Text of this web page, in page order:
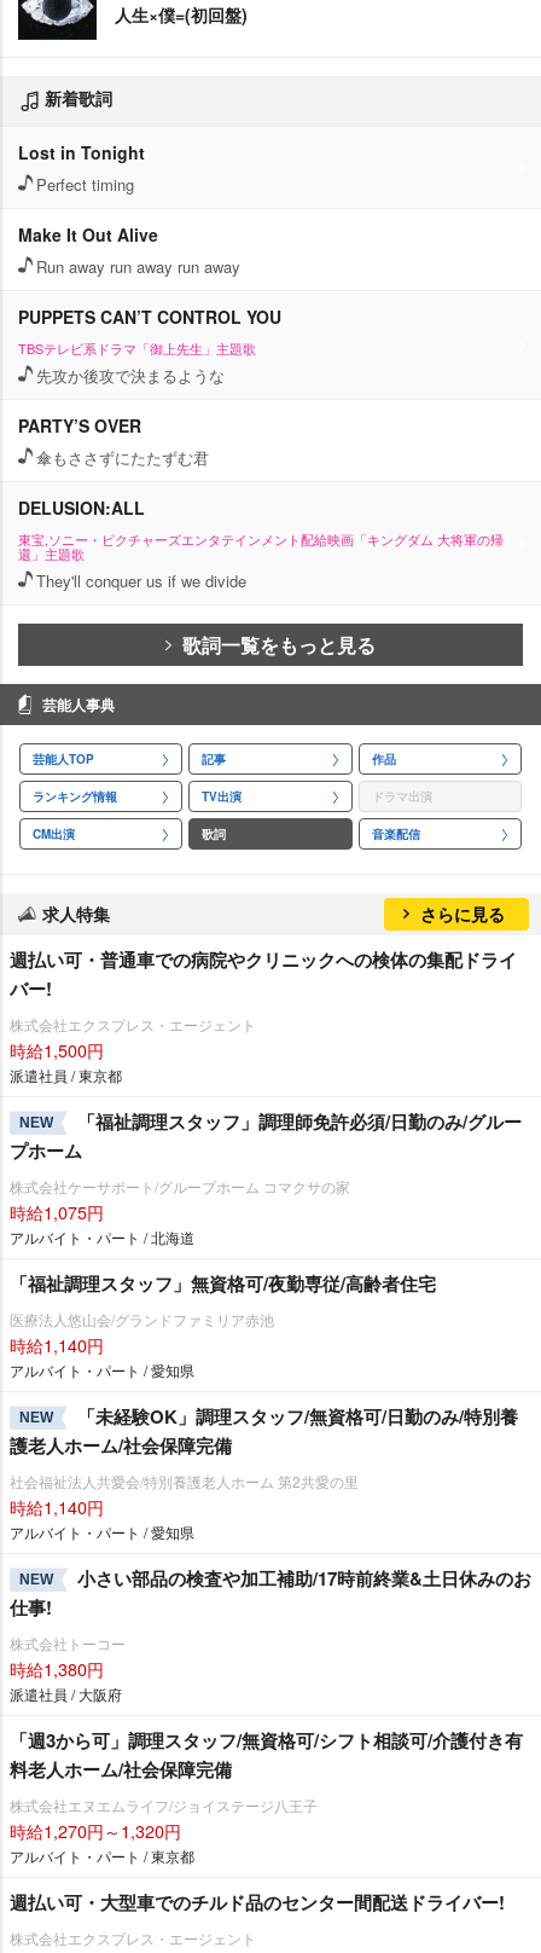
人生×僕=(初回盤)
新着歌詞
Lost in Tonight
Perfect timing
Make It Out Alive
Run away run away run away
PUPPETS CAN’T CONTROL YOU
TBSテレビ系ドラマ「御上先生」主題歌
先攻か後攻で決まるような
PARTY’S OVER
傘もささずにたたずむ君
DELUSION:ALL
東宝,ソニー・ピクチャーズエンタテインメント配給映画「キングダム 大将軍の帰
還」主題歌
They'll conquer us if we divide
歌詞一覧をもっと見る
芸能人事典
芸能人TOP 記事 作品
ランキング情報 TV出演 ドラマ出演
CM出演 歌詞 音楽配信
求人特集 さらに見る
週払い可・普通車での病院やクリニックへの検体の集配ドライ
バー!
株式会社エクスプレス・エージェント
時給1,500円
派遣社員 / 東京都
NEW
「福祉調理スタッフ」調理師免許必須/日勤のみ/グルー
プホーム
株式会社ケーサポート/グループホーム コマクサの家
時給1,075円
アルバイト・パート / 北海道
「福祉調理スタッフ」無資格可/夜勤専従/高齢者住宅
医療法人悠山会/グランドファミリア赤池
時給1,140円
アルバイト・パート / 愛知県
NEW
「未経験OK」調理スタッフ/無資格可/日勤のみ/特別養
護老人ホーム/社会保障完備
社会福祉法人共愛会/特別養護老人ホーム 第2共愛の里
時給1,140円
アルバイト・パート / 愛知県
NEW
小さい部品の検査や加工補助/17時前終業&土日休みのお
仕事!
株式会社トーコー
時給1,380円
派遣社員 / 大阪府
「週3から可」調理スタッフ/無資格可/シフト相談可/介護付き有
料老人ホーム/社会保障完備
株式会社エヌエムライフ/ジョイステージ八王子
時給1,270円～1,320円
アルバイト・パート / 東京都
週払い可・大型車でのチルド品のセンター間配送ドライバー!
株式会社エクスプレス・エージェント